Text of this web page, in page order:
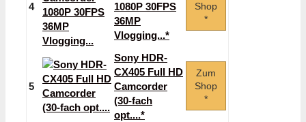
4
1080P 30FPS
36MP
Vlogging...*
Shop
*
5
Sony HDR-
CX405 Full HD
Camcorder
(30-fach
opt....*
Zum
Shop
*